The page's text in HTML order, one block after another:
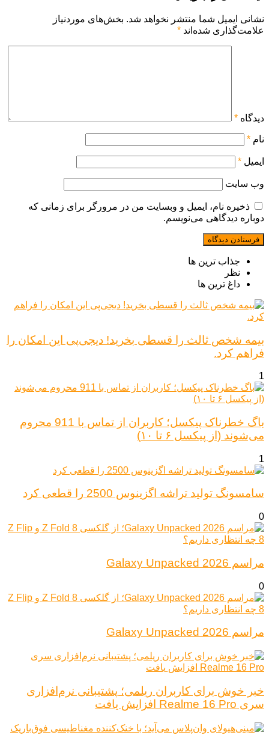
نشانی ایمیل شما منتشر نخواهد شد. بخش‌های موردنیاز
علامت‌گذاری شده‌اند *
دیدگاه *
نام *
ایمیل *
وب‌ سایت
ذخیره نام، ایمیل و وبسایت من در مرورگر برای زمانی که
دوباره دیدگاهی می‌نویسم.
جذاب ترین ها
نظر
داغ ترین ها
بیمه شخص ثالث را قسطی بخرید! دیجی‌پی این امکان را
فراهم کرد.
1
باگ خطرناک پیکسل؛ کاربران از تماس با 911 محروم
می‌شوند (از پیکسل ۶ تا ۱۰)
1
سامسونگ تولید تراشه اگزینوس 2500 را قطعی کرد
0
مراسم Galaxy Unpacked 2026
0
مراسم Galaxy Unpacked 2026
خبر خوش برای کاربران ریلمی؛ پشتیبانی نرم‌افزاری
سری Realme 16 Pro افزایش یافت